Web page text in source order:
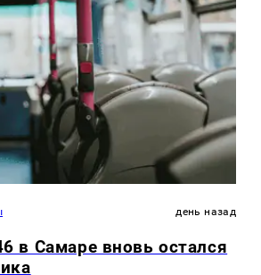
день назад
в Самаре вновь остался